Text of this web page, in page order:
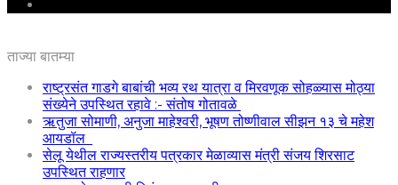
ताज्या बातम्या
राष्ट्रसंत गाडगे बाबांची भव्य रथ यात्रा व मिरवणूक सोहळ्यास मोठ्या
संख्येने उपस्थित रहावे :- संतोष गोतावळे
ऋतुजा सोमाणी, अनुजा माहेश्वरी, भूषण तोष्णीवाल सीझन १३ चे महेश
आयडॉल
सेलू येथील राज्यस्तरीय पत्रकार मेळाव्यास मंत्री संजय शिरसाट
उपस्थित राहणार